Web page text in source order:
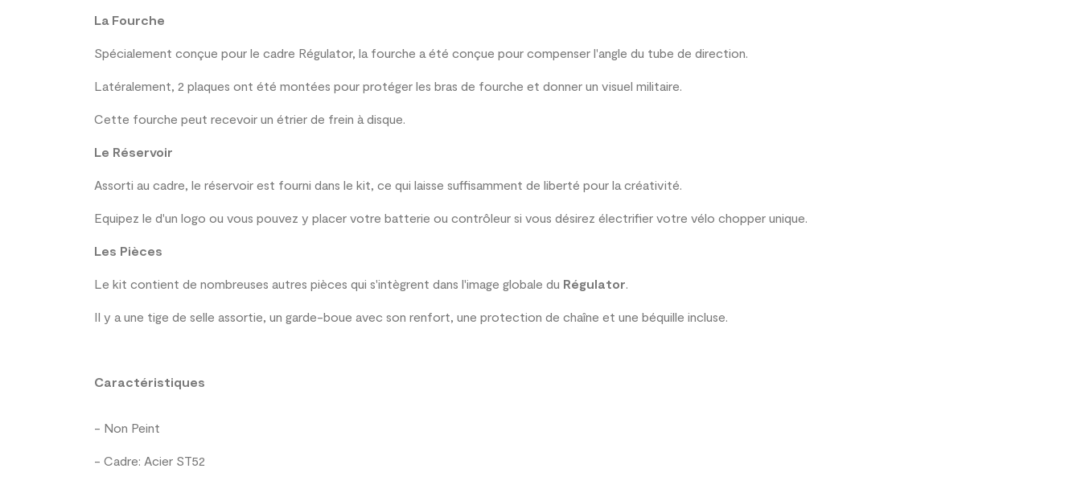
La Fourche
Spécialement conçue pour le cadre Régulator, la fourche a été conçue pour compenser l'angle du tube de direction.
Latéralement, 2 plaques ont été montées pour protéger les bras de fourche et donner un visuel militaire.
Cette fourche peut recevoir un étrier de frein à disque.
Le Réservoir
Assorti au cadre, le réservoir est fourni dans le kit, ce qui laisse suffisamment de liberté pour la créativité.
Equipez le d'un logo ou vous pouvez y placer votre batterie ou contrôleur si vous désirez électrifier votre vélo chopper unique.
Les Pièces
Le kit contient de nombreuses autres pièces qui s'intègrent dans l'image globale du Régulator.
Il y a une tige de selle assortie, un garde-boue avec son renfort, une protection de chaîne et une béquille incluse.
Caractéristiques
- Non Peint
- Cadre: Acier ST52